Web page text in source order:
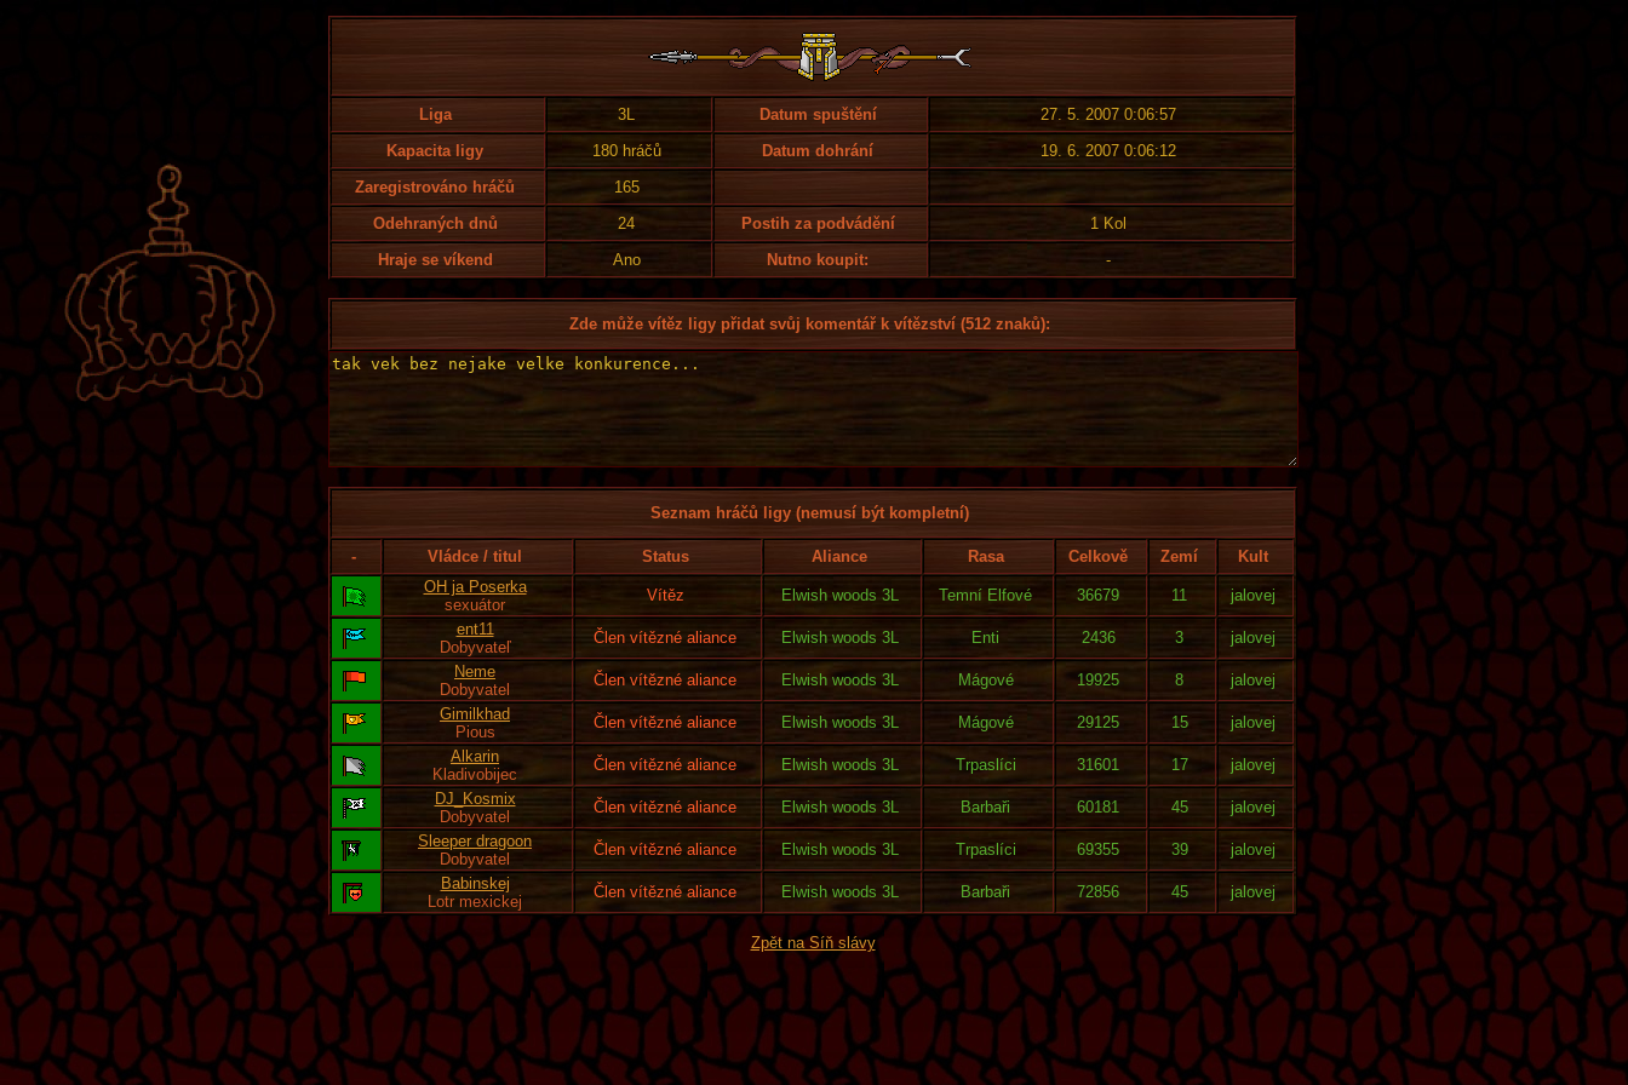
Liga 3L Datum spuštění
27. 5. 2007 0:06:57
Kapacita ligy
180 hráčů Datum dohrání
19. 6. 2007 0:06:12
Zaregistrováno hráčů
165
Odehraných dnů
24 Postih za podvádění
1 Kol
Hraje se víkend
Ano Nutno koupit: -
Zde může vítěz ligy přidat svůj komentář k vítězství (512 znaků):
Seznam hráčů ligy (nemusí být kompletní)
- Vládce / titul Status Aliance Rasa Celkově Zemí
Kult
OH ja Poserka
sexuátor
Vítěz Elwish woods 3L Temní Elfové 36679 11
jalovej
ent11
Dobyvateľ
Člen vítězné aliance Elwish woods 3L Enti 2436 3
jalovej
Neme
Dobyvatel
Člen vítězné aliance Elwish woods 3L Mágové 19925 8
jalovej
Gimilkhad
Pious
Člen vítězné aliance Elwish woods 3L Mágové 29125 15
jalovej
Alkarin
Kladivobijec
Člen vítězné aliance Elwish woods 3L Trpaslíci 31601 17
jalovej
DJ_Kosmix
Dobyvatel
Člen vítězné aliance Elwish woods 3L Barbaři 60181 45
jalovej
Sleeper dragoon
Dobyvatel
Člen vítězné aliance Elwish woods 3L Trpaslíci 69355 39
jalovej
Babinskej
Lotr mexickej
Člen vítězné aliance Elwish woods 3L Barbaři 72856 45 jalovej
Zpět na Síň slávy